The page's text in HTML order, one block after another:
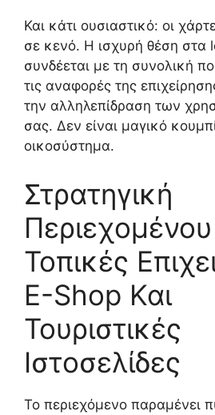
Και κάτι ουσιαστικό: οι
σε κενό. Η ισχυρή θέση στα
συνδέεται με τη συνολική
τις αναφορές της
την αλληλεπίδραση των
σας. Δεν είναι μαγικό
οικοσύστημα.
Στρατηγική
Περιεχομένου
Τοπικές
E-Shop Και
Τουριστικές
Ιστοσελίδες
Το περιεχόμενο παραμένει